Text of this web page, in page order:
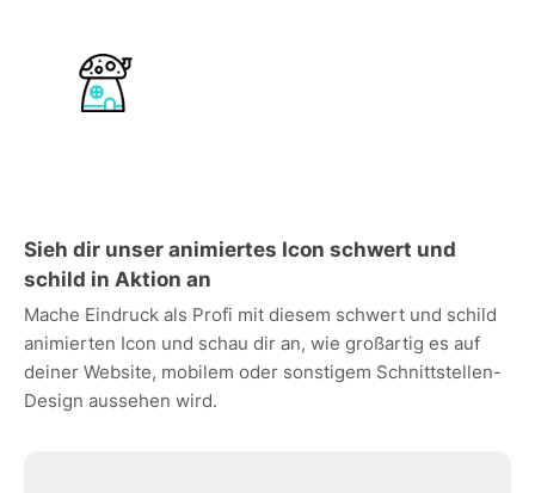
Sieh dir unser animiertes Icon schwert und
schild in Aktion an
Mache Eindruck als Profi mit diesem schwert und schild
animierten Icon und schau dir an, wie großartig es auf
deiner Website, mobilem oder sonstigem Schnittstellen-
Design aussehen wird.